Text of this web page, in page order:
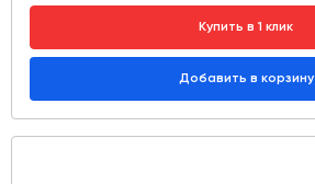
Купить в 1 клик
Добавить в корзину